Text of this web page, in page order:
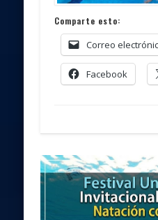
Comparte esto:
Correo
Facebook